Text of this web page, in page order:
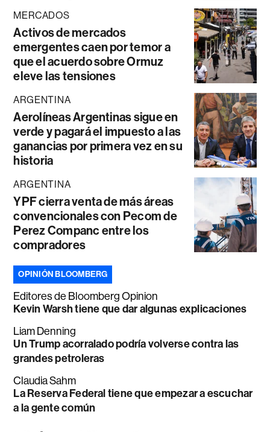
MERCADOS
Activos de mercados
emergentes caen por temor a
que el acuerdo sobre Ormuz
eleve las tensiones
ARGENTINA
Aerolíneas Argentinas sigue en
verde y pagará el impuesto a las
ganancias por primera vez en su
historia
ARGENTINA
YPF cierra venta de más áreas
convencionales con Pecom de
Perez Companc entre los
compradores
OPINIÓN BLOOMBERG
Editores de Bloomberg Opinion
Kevin Warsh tiene que dar algunas explicaciones
Liam Denning
Un Trump acorralado podría volverse contra las
grandes petroleras
Claudia Sahm
La Reserva Federal tiene que empezar a escuchar
a la gente común